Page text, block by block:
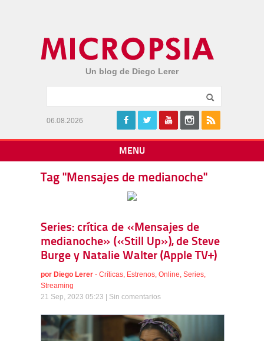
Un blog de Diego Lerer
06.08.2026
MENU
Tag "Mensajes de medianoche"
Series: crítica de «Mensajes de
medianoche» («Still Up»), de Steve
Burge y Natalie Walter (Apple TV+)
por Diego Lerer - Críticas, Estrenos, Online, Series,
Streaming
21 Sep, 2023 05:23 | Sin comentarios